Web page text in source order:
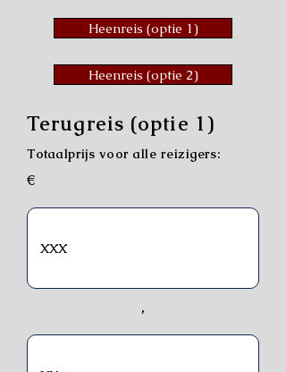
Heenreis (optie 1)
Heenreis (optie 2)
Terugreis (optie 1)
Totaalprijs voor alle reizigers:
€
,